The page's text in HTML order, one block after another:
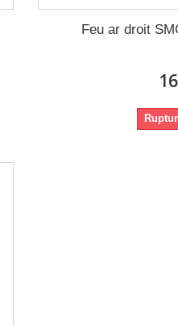
Feu ar droit